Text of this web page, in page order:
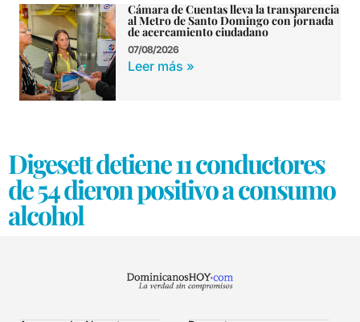
Cámara de Cuentas lleva la transparencia
al Metro de Santo Domingo con jornada
de acercamiento ciudadano
07/08/2026
Leer más »
Digesett detiene 11 conductores
de 54 dieron positivo a consumo
alcohol